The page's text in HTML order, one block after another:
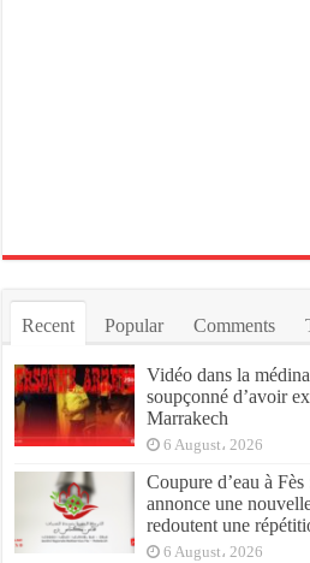
Recent Popular Comments
Vidéo dans la
soupçonné d’avoir
Marrakech
6 August، 2026
Coupure d’eau à
annonce une
redoutent une
6 August، 2026